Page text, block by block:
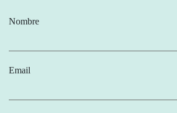
Nombre
Email